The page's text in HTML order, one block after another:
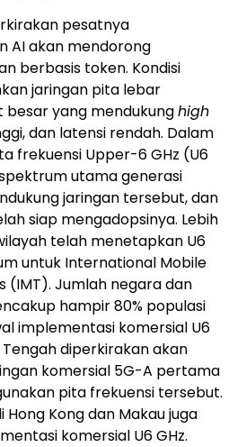
pesatnya
AI akan mendorong
berbasis token. Kondisi
jaringan pita lebar
yang mendukunghigh
dan latensi rendah. Dalam
frekuensi Upper-6 GHz (U6
utama generasi
jaringan tersebut, dan
siap mengadopsinya. Lebih
telah menetapkan U6
untuk International Mobile
(IMT). Jumlah negara dan
hampir 80% populasi
implementasi komersial U6
Tengah diperkirakan akan
komersial 5G-A pertama
pita frekuensi tersebut.
Kong dan Makau juga
komersial U6 GHz.